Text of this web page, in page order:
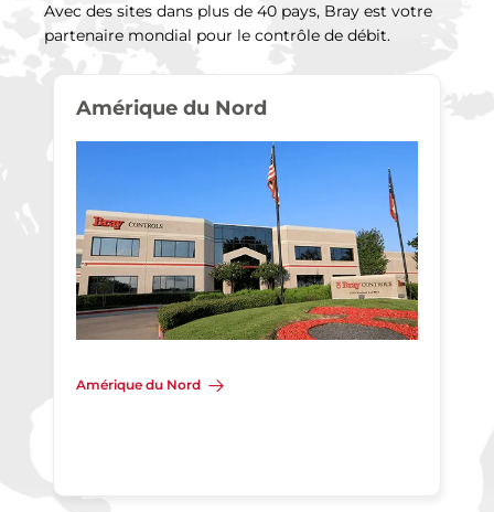
Avec des sites dans plus de 40 pays, Bray est votre
partenaire mondial pour le contrôle de débit.
Amérique du Nord
Amérique du Nord